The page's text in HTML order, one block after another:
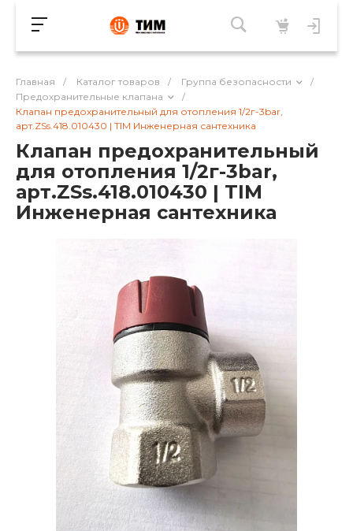
Главная / Каталог товаров / Группа безопасности
/
Предохранительные клапана
/
Клапан предохранительный для отопления 1/2г-3bar,
арт.ZSs.418.010430 | TIM Инженерная сантехника
Клапан предохранительный
для отопления 1/2г-3bar,
арт.ZSs.418.010430 | TIM
Инженерная сантехника